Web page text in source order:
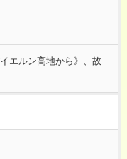
エルン高地から》、故